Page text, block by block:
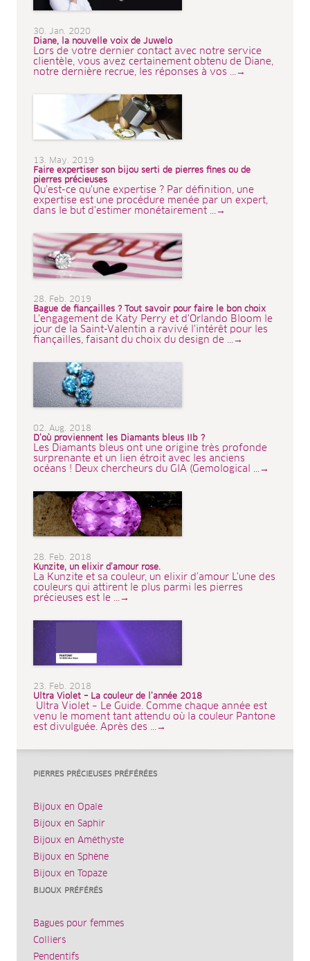
30. Jan. 2020
Diane, la nouvelle voix de Juwelo
Lors de votre dernier contact avec notre service
clientèle, vous avez certainement obtenu de Diane,
notre dernière recrue, les réponses à vos ...→
13. May. 2019
Faire expertiser son bijou serti de pierres fines ou de
pierres précieuses
Qu'est-ce qu'une expertise ? Par définition, une
expertise est une procédure menée par un expert,
dans le but d'estimer monétairement ...→
28. Feb. 2019
Bague de fiançailles ? Tout savoir pour faire le bon choix
L'engagement de Katy Perry et d'Orlando Bloom le
jour de la Saint-Valentin a ravivé l'intérêt pour les
fiançailles, faisant du choix du design de ...→
02. Aug. 2018
D’où proviennent les Diamants bleus IIb ?
Les Diamants bleus ont une origine très profonde
surprenante et un lien étroit avec les anciens
océans ! Deux chercheurs du GIA (Gemological ...→
28. Feb. 2018
Kunzite, un elixir d’amour rose.
La Kunzite et sa couleur, un elixir d’amour L'une des
couleurs qui attirent le plus parmi les pierres
précieuses est le ...→
23. Feb. 2018
Ultra Violet – La couleur de l’année 2018
Ultra Violet – Le Guide. Comme chaque année est
venu le moment tant attendu où la couleur Pantone
est divulguée. Après des ...→
PIERRES PRÉCIEUSES PRÉFÉRÉES
Bijoux en Opale
Bijoux en Saphir
Bijoux en Améthyste
Bijoux en Sphène
Bijoux en Topaze
BIJOUX PRÉFÉRÉS
Bagues pour femmes
Colliers
Pendentifs